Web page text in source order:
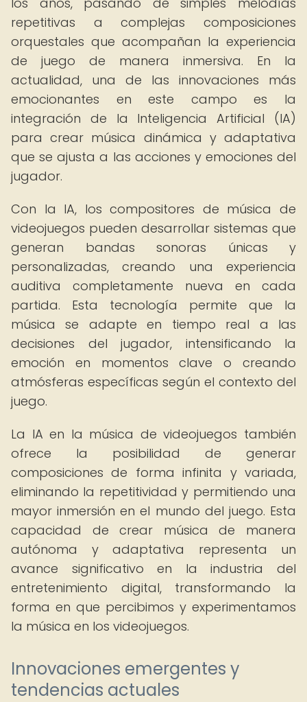
repetitivas a complejas composiciones
orquestales que acompañan la experiencia
de juego de manera inmersiva. En la
actualidad, una de las innovaciones más
emocionantes en este campo es la
integración de la Inteligencia Artificial (IA)
para crear música dinámica y adaptativa
que se ajusta a las acciones y emociones del
jugador.
Con la IA, los compositores de música de
videojuegos pueden desarrollar sistemas que
generan bandas sonoras únicas y
personalizadas, creando una experiencia
auditiva completamente nueva en cada
partida. Esta tecnología permite que la
música se adapte en tiempo real a las
decisiones del jugador, intensificando la
emoción en momentos clave o creando
atmósferas específicas según el contexto del
juego.
La IA en la música de videojuegos también
ofrece la posibilidad de generar
composiciones de forma infinita y variada,
eliminando la repetitividad y permitiendo una
mayor inmersión en el mundo del juego. Esta
capacidad de crear música de manera
autónoma y adaptativa representa un
avance significativo en la industria del
entretenimiento digital, transformando la
forma en que percibimos y experimentamos
la música en los videojuegos.
Innovaciones emergentes y
tendencias actuales